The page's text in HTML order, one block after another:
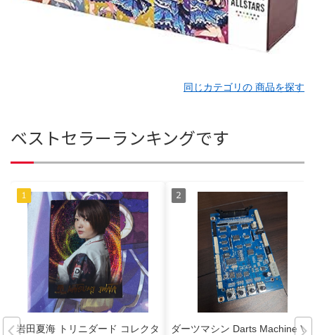
同じカテゴリの 商品を探す
ベストセラーランキングです
岩田夏海 トリニダード コレクタ ダーツマシン Darts Machine VS